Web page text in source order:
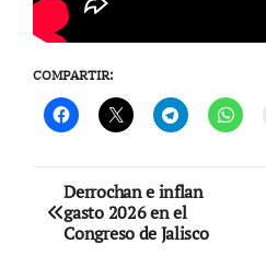
COMPARTIR:
Navegación
de
Derrochan e inflan
gasto 2026 en el
Congreso de Jalisco